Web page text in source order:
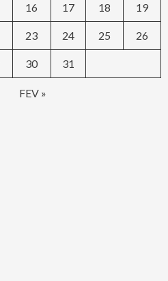
FEV »
16 17 18 19
23 24 25 26
30 31